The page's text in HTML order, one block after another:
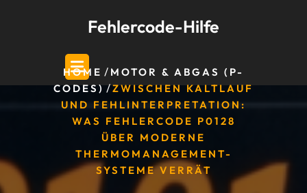
Fehlercode-Hilfe
HOME / MOTOR & ABGAS (P-
CODES)/ZWISCHEN KALTLAUF
UND FEHLINTERPRETATION:
WAS FEHLERCODE P0128
ÜBER MODERNE
THERMOMANAGEMENT-
SYSTEME VERRÄT